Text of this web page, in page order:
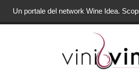
Un portale del network Wine Idea.